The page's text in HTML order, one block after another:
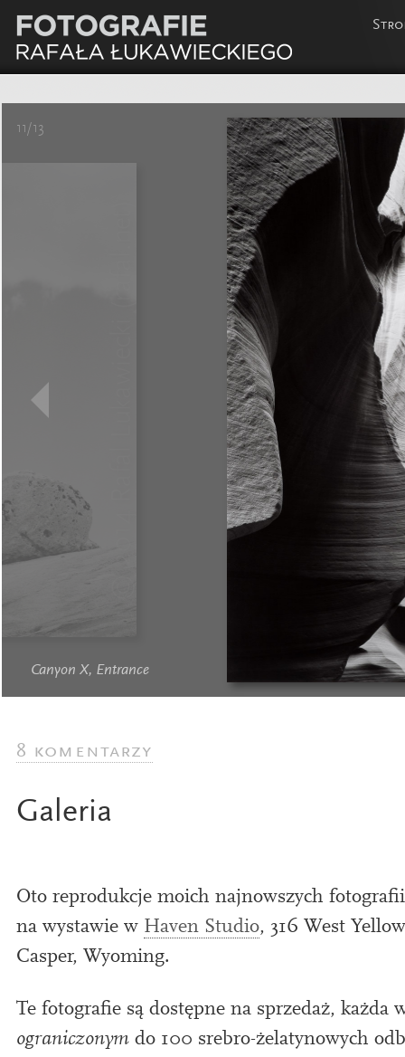
11/13
Canyon X, Entrance
8 komentarzy
Galeria
Oto reproduk­cje moi­ch najnowszych
na wys­taw­ie w Haven Studio, 316 West
Casper, Wyoming.
Te foto­grafie są dostępne na sprzedaż, każda
ogran­iczonym do 100 srebro-żelatynow­ych